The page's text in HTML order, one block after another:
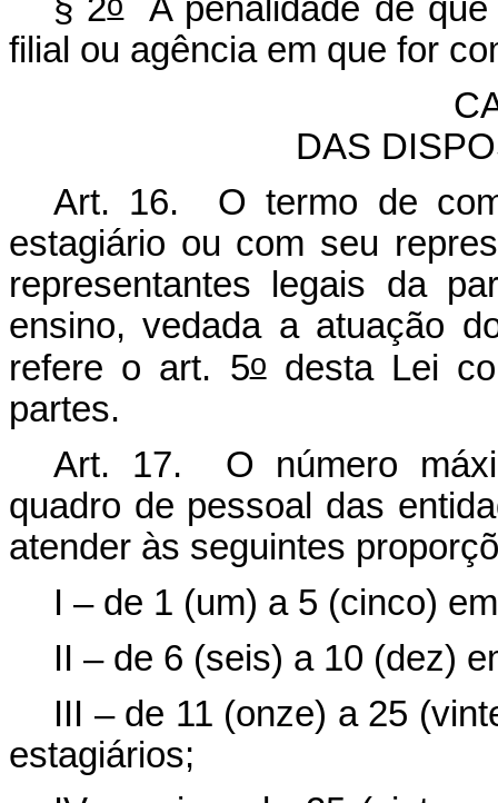
§ 2 A penalidade de
filial ou agência em que for
DAS
Art. 16. O termo de
estagiário ou com seu
representantes legais da
ensino, vedada a atuação
refere o art. 5odesta Lei
partes.
Art. 17. O número
quadro de pessoal das
atender às seguintes
I – de 1 (um) a 5 (cinco)
II – de 6 (seis) a 10 (dez)
III – de 11 (onze) a 25
estagiários;